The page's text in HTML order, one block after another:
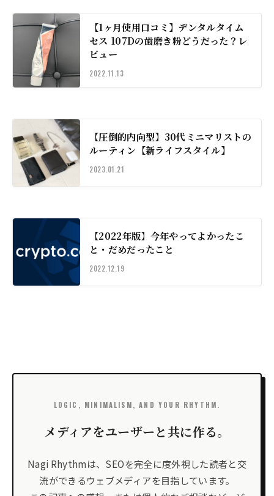
【1ヶ月使用口コミ】デンタルタイム
セス 107Dの歯磨き粉どうだった？レ
ビュー
2022.11.13
【圧倒的内向型】30代ミニマリストの
ルーティン【新ライフスタイル】
2023.01.21
【2022年版】今年やってよかったこ
と・だめだったこと
2022.12.19
LOGIC, MINIMALISM, AND YOUR RHYTHM.
メディアをユーザーと共に作る。
Nagi Rhythmは、SEOを完全に度外視した読者と交
流ができるウェブメディアを目指しています。